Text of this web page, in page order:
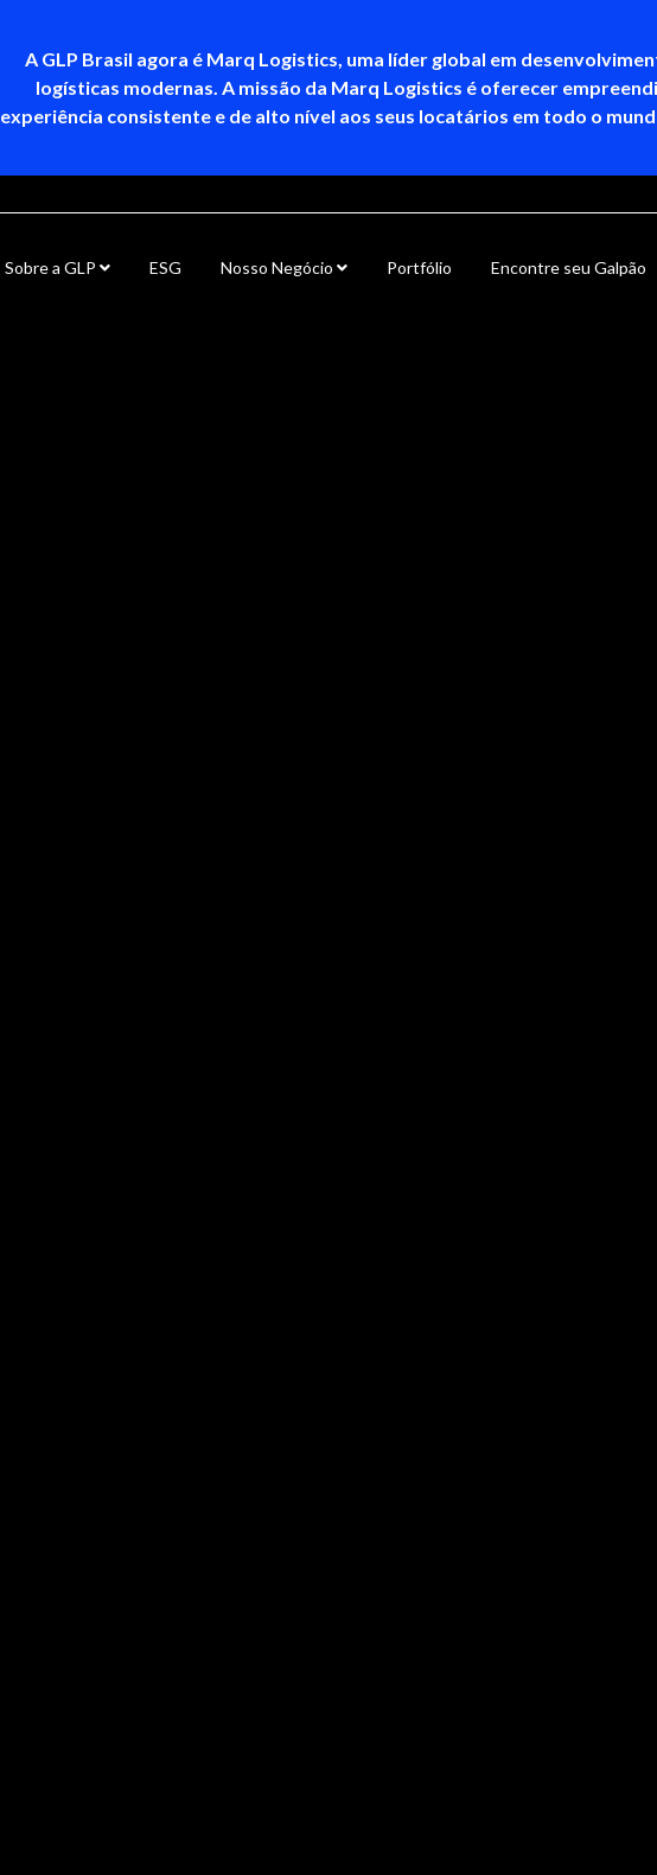
A GLP Brasil agora é Marq Logistics, uma líder global em
logísticas modernas. A missão da Marq Logistics é oferecer
experiência consistente e de alto nível aos seus locatários em todo o
Sobre a GLP ESG Nosso Negócio Portfólio Encontre seu Galpão